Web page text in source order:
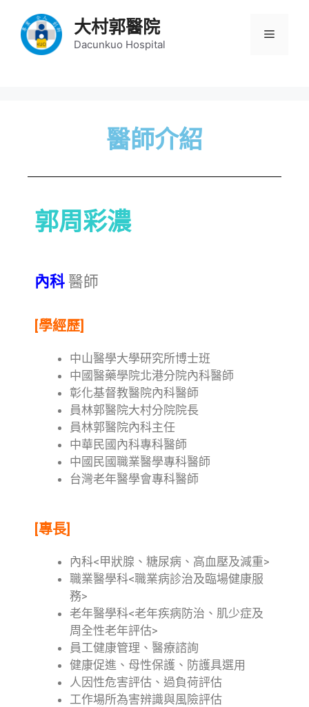
大村郭醫院
Dacunkuo Hospital
醫師介紹
郭周彩濃
內科 醫師
[學經歷]
中山醫學大學研究所博士班
中國醫藥學院北港分院內科醫師
彰化基督教醫院內科醫師
員林郭醫院大村分院院長
員林郭醫院內科主任
中華民國內科專科醫師
中國民國職業醫學專科醫師
台灣老年醫學會專科醫師
[專長]
內科<甲狀腺、糖尿病、高血壓及減重>
職業醫學科<職業病診治及臨場健康服
務>
老年醫學科<老年疾病防治、肌少症及
周全性老年評估>
員工健康管理、醫療諮詢
健康促進、母性保護、防護具選用
人因性危害評估、過負荷評估
工作場所為害辨識與風險評估